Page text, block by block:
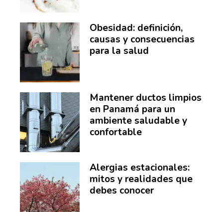
Obesidad: definición,
causas y consecuencias
para la salud
Mantener ductos limpios
en Panamá para un
ambiente saludable y
confortable
Alergias estacionales:
mitos y realidades que
debes conocer